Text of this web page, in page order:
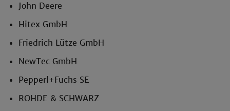
John Deere
Hitex GmbH
Friedrich Lütze GmbH
NewTec GmbH
Pepperl+Fuchs SE
ROHDE & SCHWARZ